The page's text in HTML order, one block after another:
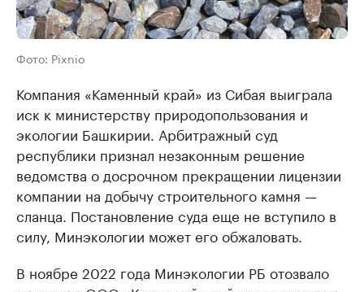
Фото: Pixnio
Компания «Каменный край» из Сибая выиграла
иск к министерству природопользования и
экологии Башкирии. Арбитражный суд
республики признал незаконным решение
ведомства о досрочном прекращении лицензии
компании на добычу строительного камня —
сланца. Постановление суда еще не вступило в
силу, Минэкологии может его обжаловать.
В ноябре 2022 года Минэкологии РБ отозвало